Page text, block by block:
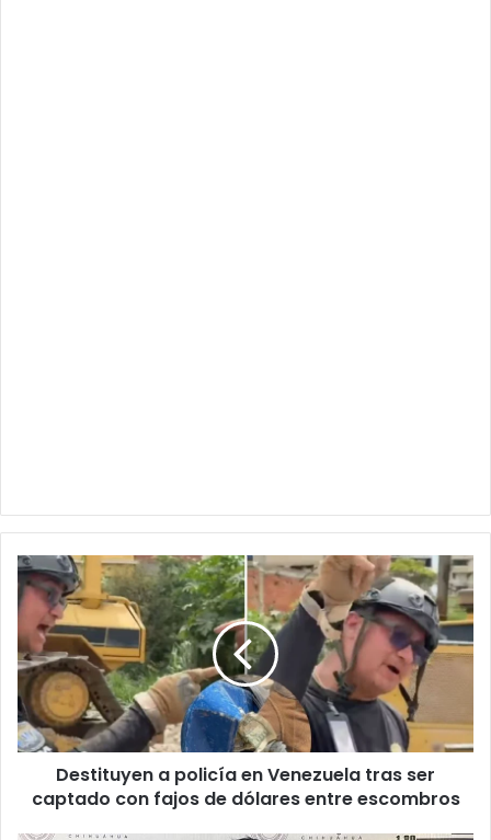
Destituyen
a
policía
en
Venezuela
tras
ser
captado
con
de
Destituyen a policía en Venezuela tras ser
captado con fajos de dólares entre escombros